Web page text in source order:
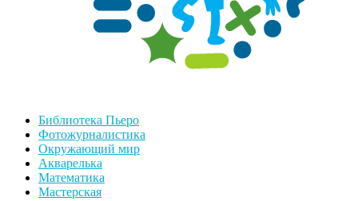
Библиотека Пьеро
Фотожурналистика
Окружающий мир
Акварелька
Математика
Мастерская